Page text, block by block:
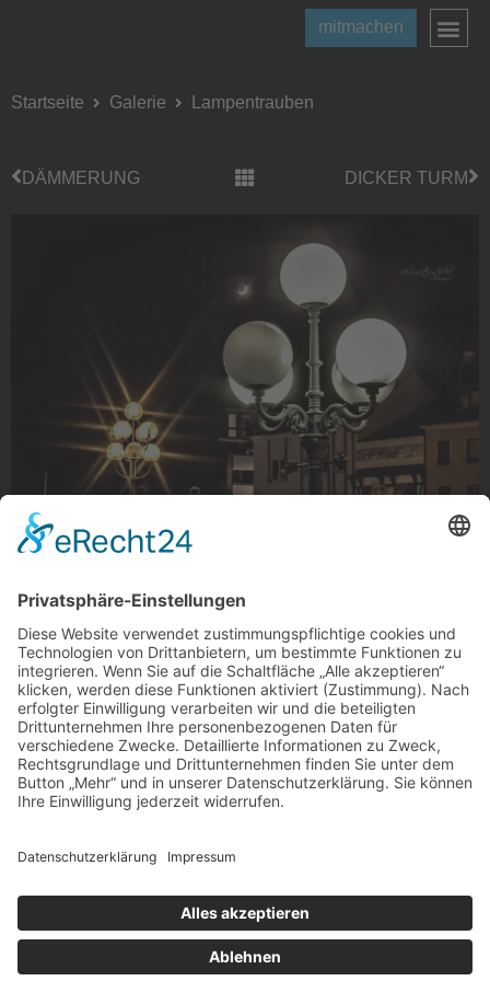
mitmachen
Startseite Galerie Lampentrauben
DÄMMERUNG DICKER TURM
Lampentrauben
Lampentrauben am Kapuzinerplatz, Gladbach
Foto: Charakterathlet-Foto&Film